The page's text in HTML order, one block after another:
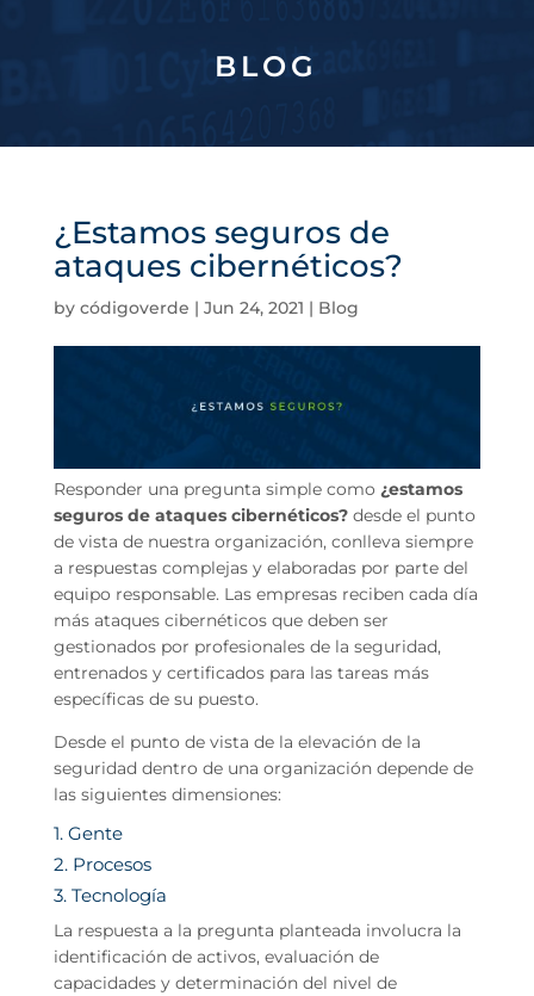
BLOG
¿Estamos seguros de
ataques cibernéticos?
by códigoverde | Jun 24, 2021 | Blog
Responder una pregunta simple como ¿estamos
seguros de ataques cibernéticos?desde el punto
de vista de nuestra organización, conlleva siempre
a respuestas complejas y elaboradas por parte del
equipo responsable. Las empresas reciben cada día
más ataques cibernéticos que deben ser
gestionados por profesionales de la seguridad,
entrenados y certificados para las tareas más
específicas de su puesto.
Desde el punto de vista de la elevación de la
seguridad dentro de una organización depende de
las siguientes dimensiones:
1. Gente
2. Procesos
3. Tecnología
La respuesta a la pregunta planteada involucra la
identificación de activos, evaluación de
capacidades y determinación del nivel de